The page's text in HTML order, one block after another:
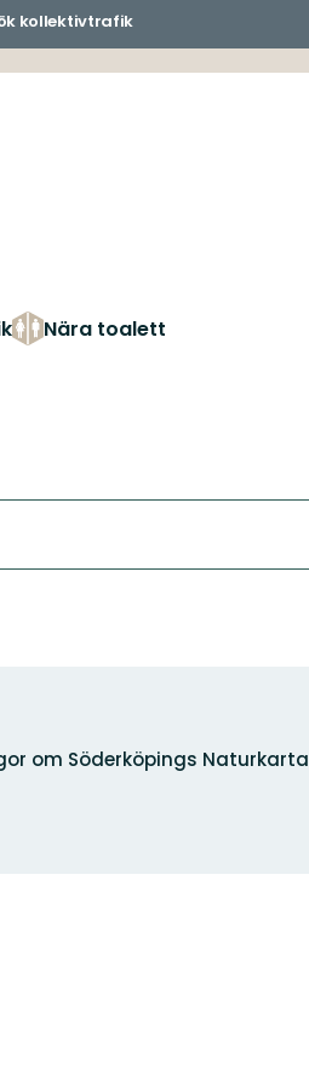
kollektivtrafik
Nära toalett
om Söderköpings Naturkarta